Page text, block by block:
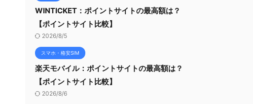
WINTICKET：ポイントサイトの最高額は？
【ポイントサイト比較】
2026/8/5
スマホ・格安SIM
楽天モバイル：ポイントサイトの最高額は？
【ポイントサイト比較】
2026/8/6